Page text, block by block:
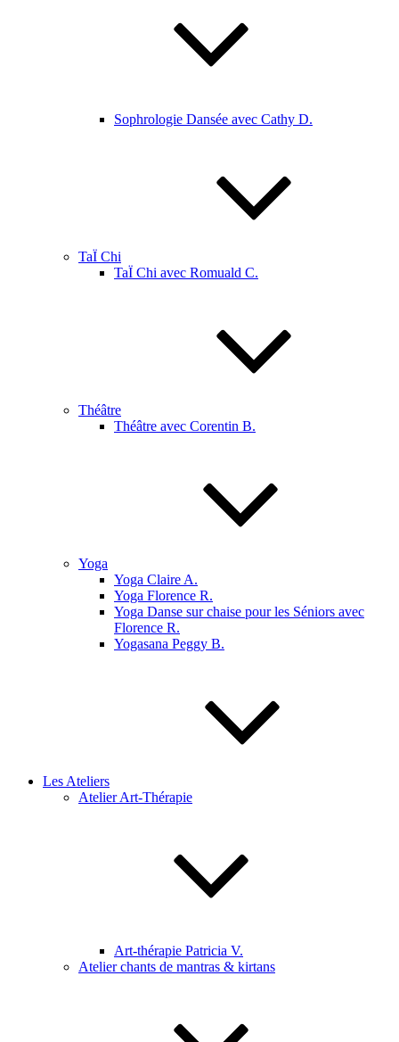
Sophrologie Dansée avec Cathy D.
TaÏ Chi
TaÏ Chi avec Romuald C.
Théâtre
Théâtre avec Corentin B.
Yoga
Yoga Claire A.
Yoga Florence R.
Yoga Danse sur chaise pour les Séniors avec
Florence R.
Yogasana Peggy B.
Les Ateliers
Atelier Art-Thérapie
Art-thérapie Patricia V.
Atelier chants de mantras & kirtans